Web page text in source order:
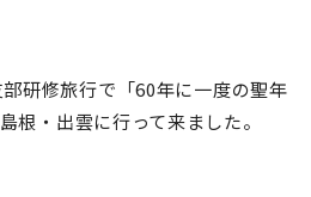
研修旅行で「60年に一度の聖年
根・出雲に行って来ました。